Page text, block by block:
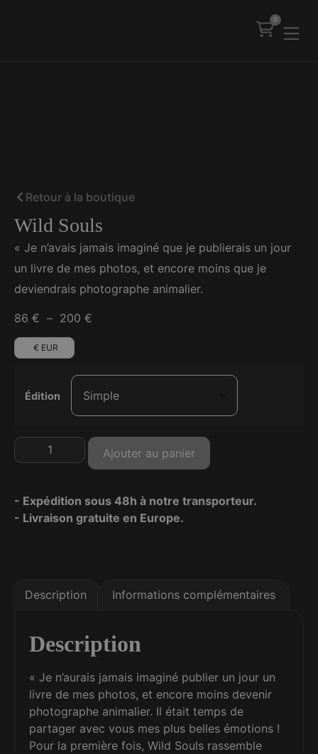
0
Retour à la boutique
Wild Souls
« Je n’avais jamais imaginé que je publierais un jour
un livre de mes photos, et encore moins que je
deviendrais photographe animalier.
86 € – 200 €
€ EUR
Édition
Ajouter au panier
- Expédition sous 48h à notre transporteur.
- Livraison gratuite en Europe.
Description Informations complémentaires
Description
« Je n’aurais jamais imaginé publier un jour un
livre de mes photos, et encore moins devenir
photographe animalier. Il était temps de
partager avec vous mes plus belles émotions !
Pour la première fois, Wild Souls rassemble